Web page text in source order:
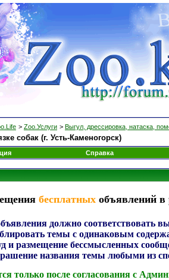
> Zoo.Услуги > Выгул, дрессировка, натаска,
собак (г. Усть-Каменогорск)
Справка
бесплатных объявлений в
должно соответствовать
темы с одинаковым
и размещение бессмысленных
названия темы любыми из
только после согласования с